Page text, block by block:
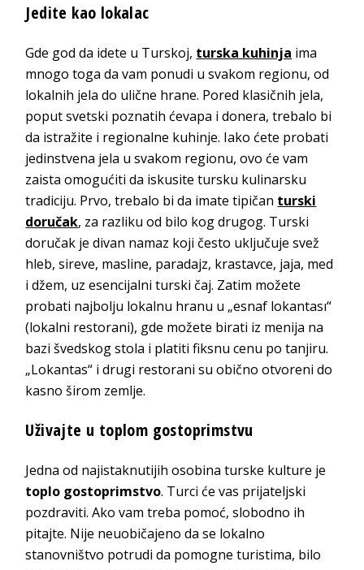
Jedite kao lokalac
Gde god da idete u Turskoj, turska kuhinja ima
mnogo toga da vam ponudi u svakom regionu, od
lokalnih jela do ulične hrane. Pored klasičnih jela,
poput svetski poznatih ćevapa i donera, trebalo bi
da istražite i regionalne kuhinje. Iako ćete probati
jedinstvena jela u svakom regionu, ovo će vam
zaista omogućiti da iskusite tursku kulinarsku
tradiciju. Prvo, trebalo bi da imate tipičan turski
doručak, za razliku od bilo kog drugog. Turski
doručak je divan namaz koji često uključuje svež
hleb, sireve, masline, paradajz, krastavce, jaja, med
i džem, uz esencijalni turski čaj. Zatim možete
probati najbolju lokalnu hranu u „esnaf lokantası“
(lokalni restorani), gde možete birati iz menija na
bazi švedskog stola i platiti fiksnu cenu po tanjiru.
„Lokantas“ i drugi restorani su obično otvoreni do
kasno širom zemlje.
Uživajte u toplom gostoprimstvu
Jedna od najistaknutijih osobina turske kulture je
toplo gostoprimstvo. Turci će vas prijateljski
pozdraviti. Ako vam treba pomoć, slobodno ih
pitajte. Nije neuobičajeno da se lokalno
stanovništvo potrudi da pomogne turistima, bilo